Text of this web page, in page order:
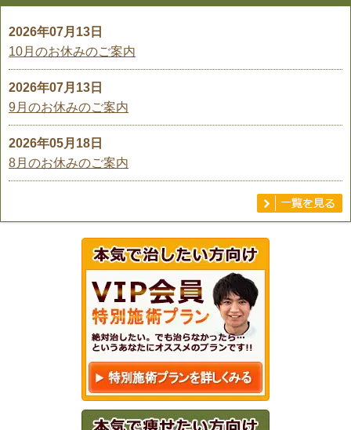
2026年07月13日
10月のお休みのご案内
2026年07月13日
9月のお休みのご案内
2026年05月18日
8月のお休みのご案内